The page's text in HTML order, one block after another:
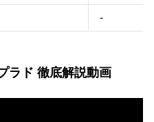
-
ラド 徹底解説動画